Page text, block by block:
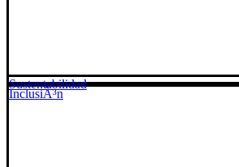
InclusiÃ³n
Sustentabilidad